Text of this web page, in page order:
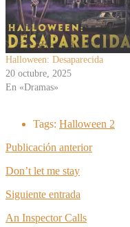
Halloween: Desaparecida
20 octubre, 2025
En «Dramas»
Tags: Halloween 2
Publicación anterior
Don’t let me stay
Siguiente entrada
An Inspector Calls